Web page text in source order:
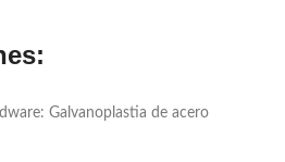
Galvanoplastia de acero